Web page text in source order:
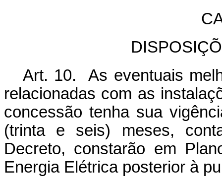
Art. 10. As eventuais
relacionadas com as
concessão tenha sua
(trinta e seis) meses,
Decreto, constarão em
Energia Elétrica posterior à